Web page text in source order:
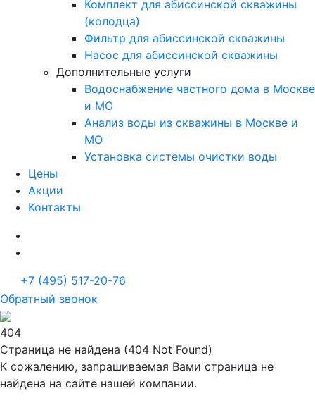
Комплект для абиссинской скважины
(колодца)
Фильтр для абиссинской скважины
Насос для абиссинской скважины
Дополнительные услуги
Водоснабжение частного дома в Москве
и МО
Анализ воды из скважины в Москве и
МО
Установка системы очистки воды
Цены
Акции
Контакты
+7 (495) 517-20-76
Обратный звонок
404
Страница не найдена (404 Not Found)
К сожалению, запрашиваемая Вами страница не
найдена на сайте нашей компании.